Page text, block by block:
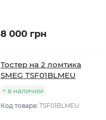
8 000 грн
Тостер на 2 ломтика
SMEG TSF01BLMEU
в наличии
Код товара: TSF01BLMEU